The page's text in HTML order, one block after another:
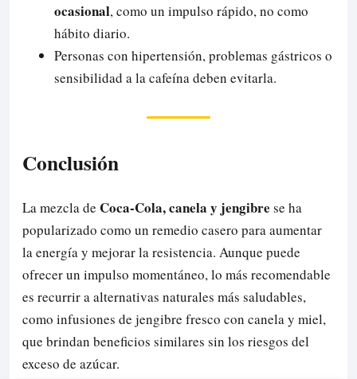
ocasional, como un impulso rápido, no como
hábito diario.
Personas con hipertensión, problemas gástricos o
sensibilidad a la cafeína deben evitarla.
Conclusión
La mezcla de Coca-Cola, canela y jengibre se ha
popularizado como un remedio casero para aumentar
la energía y mejorar la resistencia. Aunque puede
ofrecer un impulso momentáneo, lo más recomendable
es recurrir a alternativas naturales más saludables,
como infusiones de jengibre fresco con canela y miel,
que brindan beneficios similares sin los riesgos del
exceso de azúcar.